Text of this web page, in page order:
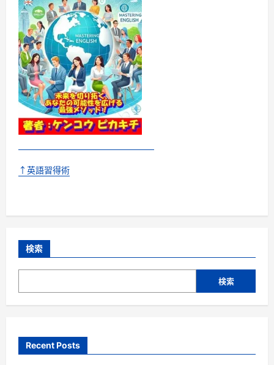
↑英語習得術
検索
検索
Recent Posts